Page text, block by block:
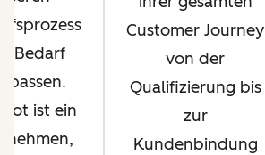
Bedarf
ist ein
Customer Journey
von der
Qualifizierung bis
zur
Kundenbindung